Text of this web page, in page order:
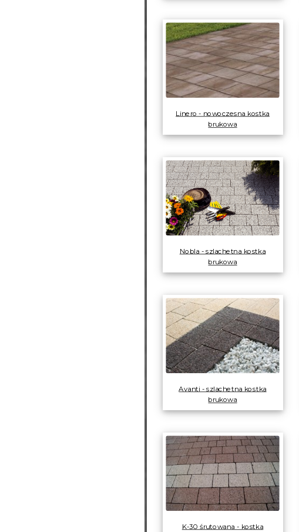
Linero - nowoczesna kostka
brukowa
Nobla - szlachetna kostka
brukowa
Avanti - szlachetna kostka
brukowa
K-30 śrutowana - kostka